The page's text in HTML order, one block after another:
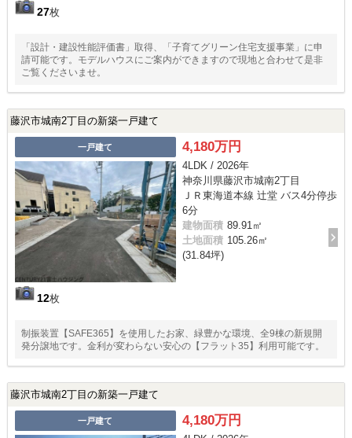
27枚
「設計・建設性能評価書」取得、「子育てグリーン住宅支援事業」に申
請可能です。モデルハウスにご案内ができますので現地と合わせて是非
ご覧くださいませ。
藤沢市城南2丁目の新築一戸建て
一戸建て
12枚
4,180万円
4LDK / 2026年
神奈川県藤沢市城南2丁目
ＪＲ東海道本線 辻堂 バス4分停歩
6分
建物面積 89.91㎡
土地面積 105.26㎡
(31.84坪)
制振装置【SAFE365】を使用したお家、緑豊かな環境、全9棟の新規開
発分譲地です。金利が変わらない安心の【フラット35】利用可能です。
藤沢市城南2丁目の新築一戸建て
一戸建て 4,180万円